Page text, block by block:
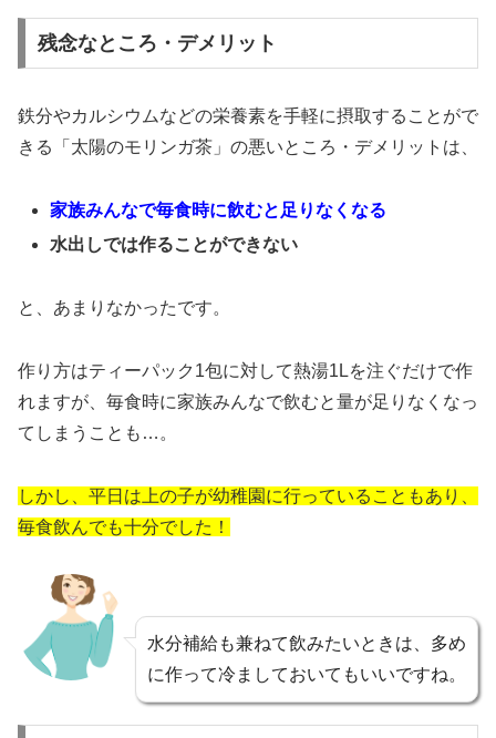
残念なところ・デメリット
鉄分やカルシウムなどの栄養素を手軽に摂取することがで
きる「太陽のモリンガ茶」の悪いところ・デメリットは、
家族みんなで毎食時に飲むと足りなくなる
水出しでは作ることができない
と、あまりなかったです。
作り方はティーパック1包に対して熱湯1Lを注ぐだけで作
れますが、毎食時に家族みんなで飲むと量が足りなくなっ
てしまうことも…。
しかし、平日は上の子が幼稚園に行っていることもあり、
毎食飲んでも十分でした！
水分補給も兼ねて飲みたいときは、多め
に作って冷ましておいてもいいですね。